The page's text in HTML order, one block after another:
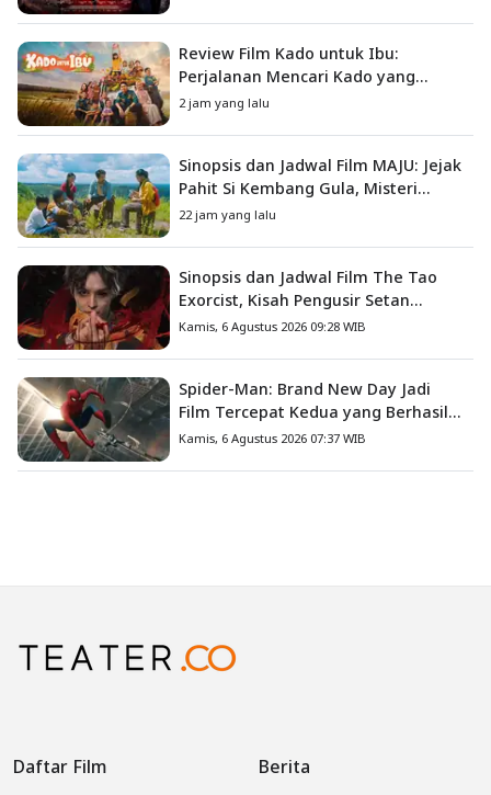
Review Film Kado untuk Ibu:
Perjalanan Mencari Kado yang
Mengajarkan Arti Keluarga
2 jam yang lalu
Sinopsis dan Jadwal Film MAJU: Jejak
Pahit Si Kembang Gula, Misteri
Hilangnya Bagas di Lokasi Jambore
22 jam yang lalu
Sinopsis dan Jadwal Film The Tao
Exorcist, Kisah Pengusir Setan
Melawan Kutukan Mematikan
Kamis, 6 Agustus 2026 09:28 WIB
Spider-Man: Brand New Day Jadi
Film Tercepat Kedua yang Berhasil
Tembus US$1 Miliar
Kamis, 6 Agustus 2026 07:37 WIB
Daftar Film Berita